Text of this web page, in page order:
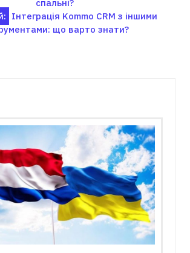
спальні?
Інтеграція Kommo CRM з іншими
що варто знати?